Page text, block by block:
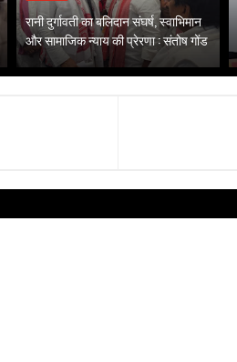
रानी दुर्गावती का बलिदान संघर्ष, स्वाभिमान
और सामाजिक न्याय की प्रेरणा : संतोष गोंड